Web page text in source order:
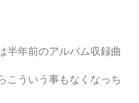
半年前のアルバム収録曲
こういう事もなくなっち